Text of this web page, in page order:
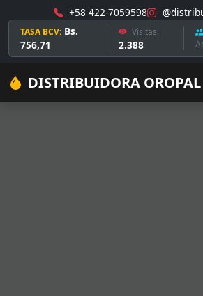
+58 422-7059598
TASA BCV: Bs.
756,71
Visitas:
2.388
DISTRIBUIDORA OROPAL